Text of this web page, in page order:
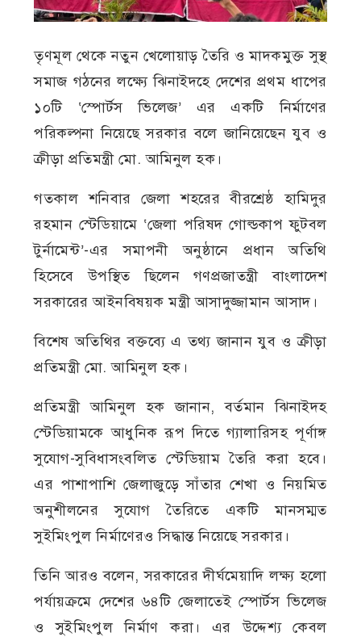
তৃণমূল থেকে নতুন খেলোয়াড় তৈরি ও মাদকমুক্ত সুস্থ
সমাজ গঠনের লক্ষ্যে ঝিনাইদহে দেশের প্রথম ধাপের
১০টি ‘স্পোর্টস ভিলেজ’ এর একটি নির্মাণের
পরিকল্পনা নিয়েছে সরকার বলে জানিয়েছেন যুব ও
ক্রীড়া প্রতিমন্ত্রী মো. আমিনুল হক।
গতকাল শনিবার জেলা শহরের বীরশ্রেষ্ঠ হামিদুর
রহমান স্টেডিয়ামে ‘জেলা পরিষদ গোল্ডকাপ ফুটবল
টুর্নামেন্ট’-এর সমাপনী অনুষ্ঠানে প্রধান অতিথি
হিসেবে উপস্থিত ছিলেন গণপ্রজাতন্ত্রী বাংলাদেশ
সরকারের আইনবিষয়ক মন্ত্রী আসাদুজ্জামান আসাদ।
বিশেষ অতিথির বক্তব্যে এ তথ্য জানান যুব ও ক্রীড়া
প্রতিমন্ত্রী মো. আমিনুল হক।
প্রতিমন্ত্রী আমিনুল হক জানান, বর্তমান ঝিনাইদহ
স্টেডিয়ামকে আধুনিক রূপ দিতে গ্যালারিসহ পূর্ণাঙ্গ
সুযোগ-সুবিধাসংবলিত স্টেডিয়াম তৈরি করা হবে।
এর পাশাপাশি জেলাজুড়ে সাঁতার শেখা ও নিয়মিত
অনুশীলনের সুযোগ তৈরিতে একটি মানসম্মত
সুইমিংপুল নির্মাণেরও সিদ্ধান্ত নিয়েছে সরকার।
তিনি আরও বলেন, সরকারের দীর্ঘমেয়াদি লক্ষ্য হলো
পর্যায়ক্রমে দেশের ৬৪টি জেলাতেই স্পোর্টস ভিলেজ
ও সুইমিংপুল নির্মাণ করা। এর উদ্দেশ্য কেবল